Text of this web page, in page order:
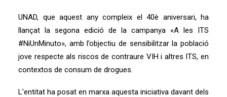
UNAD, que aquest any compleix el 40è aniversari, ha
llançat la segona edició de la campanya «A les ITS
#NiUnMinuto», amb l’objectiu de sensibilitzar la població
jove respecte als riscos de contraure VIH i altres ITS, en
contextos de consum de drogues.
L’entitat ha posat en marxa aquesta iniciativa davant dels